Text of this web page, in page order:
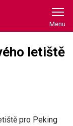
letiště
pro Peking